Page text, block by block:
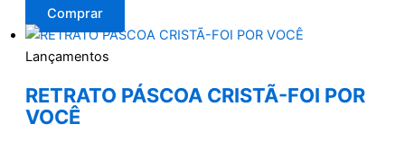
Comprar
Lançamentos
RETRATO PÁSCOA CRISTÃ-FOI POR
VOCÊ